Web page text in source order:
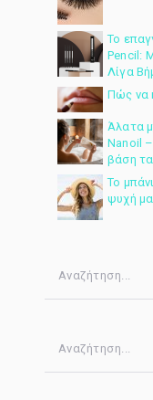
Το
Pencil:
Λίγα
Πώς να
Άλατα
Nanoil
βάση
Το
ψυχή